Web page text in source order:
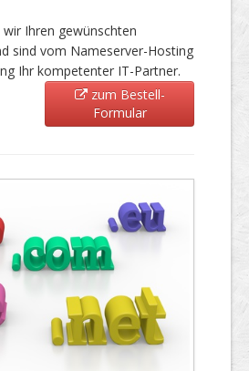
Ihren gewünschten
sind vom Nameserver-Hosting
Ihr kompetenter IT-Partner.
zum Bestell-
Formular